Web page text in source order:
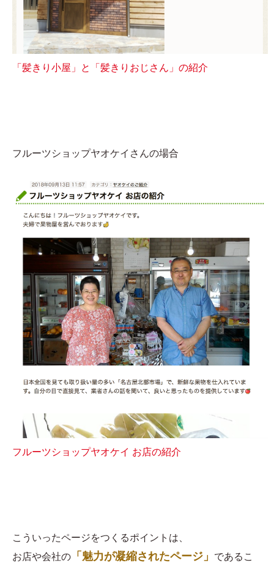
「髪きり小屋」と「髪きりおじさん」の紹介
フルーツショップヤオケイさんの場合
フルーツショップヤオケイ お店の紹介
こういったページをつくるポイントは、
お店や会社の 「魅力が凝縮されたページ」
であるこ